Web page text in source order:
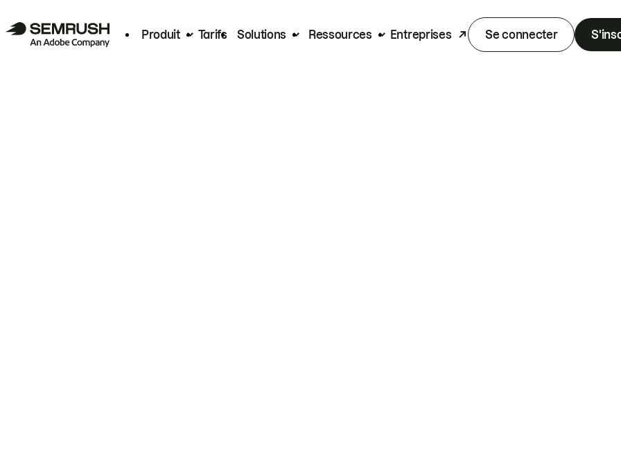
Produit Tarifs Solutions Ressources Entreprises Se connecter